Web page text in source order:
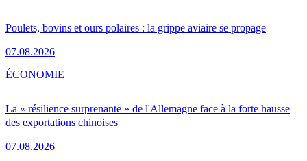
Poulets, bovins et ours polaires : la grippe aviaire se propage
07.08.2026
La « résilience surprenante » de l'Allemagne face à la forte hausse
des exportations chinoises
07.08.2026
ÉCONOMIE